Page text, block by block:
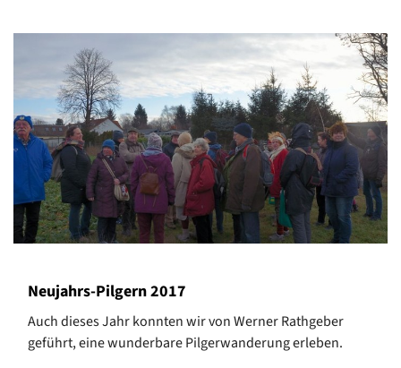
Neujahrs-Pilgern 2017
Auch dieses Jahr konnten wir von Werner Rathgeber
geführt, eine wunderbare Pilgerwanderung erleben.